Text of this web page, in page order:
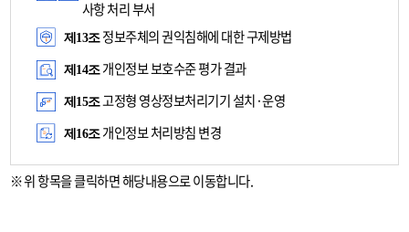
사항 처리 부서
제13조정보주체의 권익침해에 대한 구제방법
제14조개인정보 보호수준 평가 결과
제15조고정형 영상정보처리기기 설치·운영
제16조개인정보 처리방침 변경
위 항목을 클릭하면 해당내용으로 이동합니다.